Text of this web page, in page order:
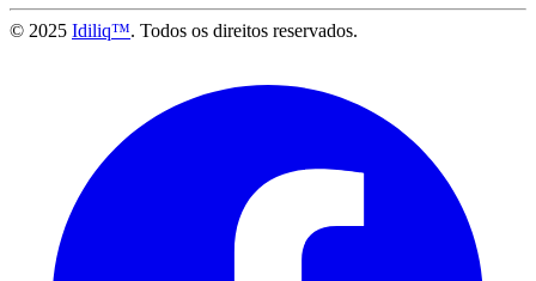
© 2025 Idiliq™. Todos os direitos reservados.